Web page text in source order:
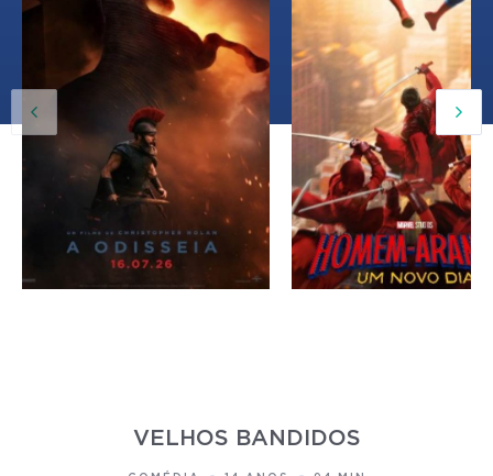
12:00, 18:50 12:20, 15:15, 18:10,
VELHOS BANDIDOS